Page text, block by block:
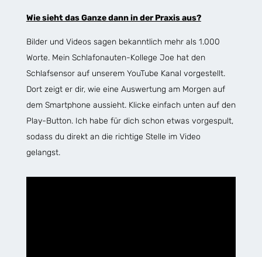
Wie sieht das Ganze dann in der Praxis aus?
Bilder und Videos sagen bekanntlich mehr als 1.000
Worte. Mein Schlafonauten-Kollege Joe hat den
Schlafsensor auf unserem YouTube Kanal vorgestellt.
Dort zeigt er dir, wie eine Auswertung am Morgen auf
dem Smartphone aussieht. Klicke einfach unten auf den
Play-Button. Ich habe für dich schon etwas vorgespult,
sodass du direkt an die richtige Stelle im Video
gelangst.